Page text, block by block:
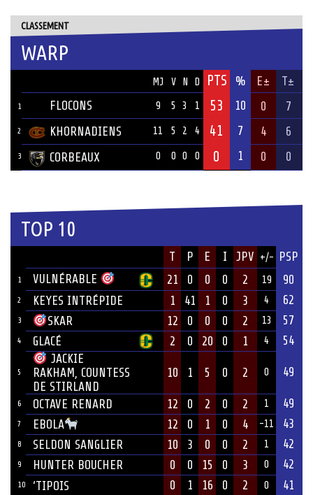
CLASSEMENT
WARP
MJ V N D PTS % E± T±
1 FLOCONS 9 5 3 1 53 10 0 7
2 KHORNADIENS 11 5 2 4 41 7 4 6
3 CORBEAUX 0 0 0 0 0 1 0 0
TOP 10
T P E I JPV +/- PSP
1 VULNÉRABLE 21 0 0 0 2 19 90
2 KEYES INTRÉPIDE 1 41 1 0 3 4 62
3 SKAR 12 0 0 0 2 13 57
4 GLACÉ 2 0 20 0 1 4 54
5
JACKIE
RAKHAM, COUNTESS
DE STIRLAND
10 1 5 0 2 0 49
6 OCTAVE RENARD 12 0 2 0 2 1 49
7 EBOLA 12 0 1 0 4 -11 43
8 SELDON SANGLIER 10 3 0 0 2 1 42
9 HUNTER BOUCHER 0 0 15 0 3 0 42
10 ‘TIPOIS 0 1 16 0 2 0 41